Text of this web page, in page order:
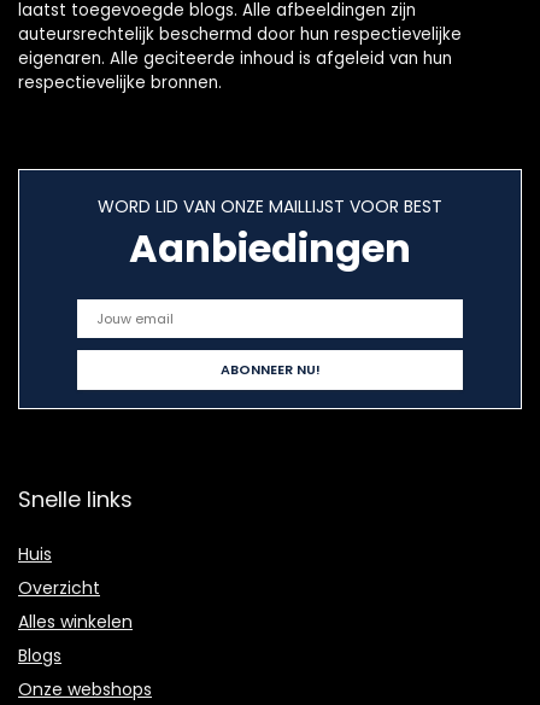
laatst toegevoegde blogs. Alle afbeeldingen zijn
auteursrechtelijk beschermd door hun respectievelijke
eigenaren. Alle geciteerde inhoud is afgeleid van hun
respectievelijke bronnen.
WORD LID VAN ONZE MAILLIJST VOOR BEST
Aanbiedingen
Snelle links
Huis
Overzicht
Alles winkelen
Blogs
Onze webshops